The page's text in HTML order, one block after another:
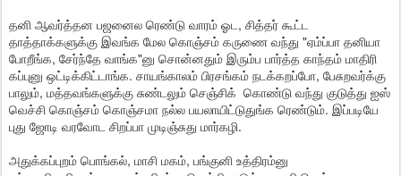
தனி ஆவர்த்தன பஜனைல ரெண்டு வாரம் ஓட, சித்தர் கூட்ட
தாத்தாக்களுக்கு இவங்க மேல கொஞ்சம் கருணை வந்து "ஏம்ப்பா தனியா
போறீங்க, சேர்ந்தே வாங்க"னு சொன்னதும் இரும்ப பார்த்த காந்தம் மாதிரி
கப்புனு ஒட்டிக்கிட்டாங்க. சாயங்காலம் பிரசங்கம் நடக்கறப்போ, பேசுறவர்க்கு
பாலும், மத்தவங்களுக்கு சுண்டலும் செஞ்சிக் கொண்டு வந்து குடுத்து ஐஸ்
வெச்சி கொஞ்சம் கொஞ்சமா நல்ல பயலாயிட்டுதுங்க ரெண்டும். இப்படியே
புது ஜோடி வரவோட சிறப்பா முடிஞ்சுது மார்கழி.
அதுக்கப்புறம் பொங்கல், மாசி மகம், பங்குனி உத்திரம்னு